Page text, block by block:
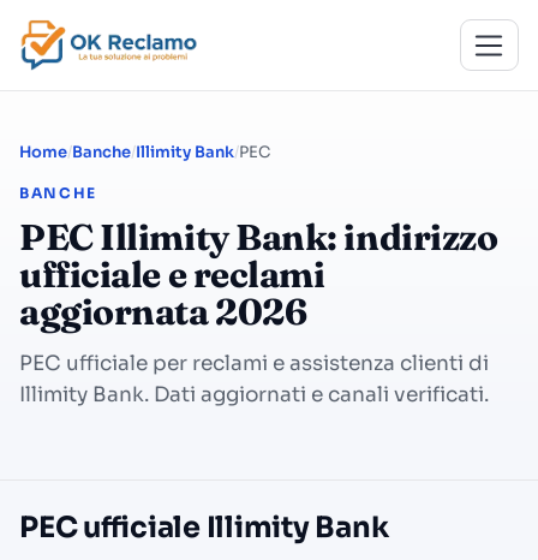
Home Banche Illimity Bank PEC
BANCHE
PEC Illimity Bank: indirizzo
ufficiale e reclami
aggiornata 2026
PEC ufficiale per reclami e assistenza clienti di
Illimity Bank. Dati aggiornati e canali verificati.
PEC ufficiale Illimity Bank